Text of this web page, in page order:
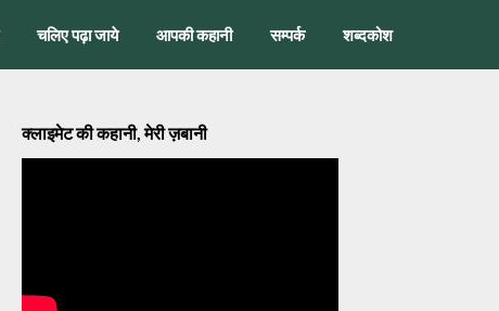
चलिए पढ़ा जाये आपकी कहानी सम्पर्क शब्दकोश
क्लाइमेट की कहानी, मेरी ज़बानी